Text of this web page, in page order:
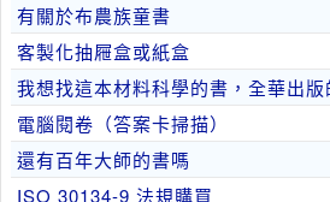
有關於布農族童書
客製化抽屜盒或紙盒
我想找這本材料科學的書，全華出版
電腦閱卷（答案卡掃描）
還有百年大師的書嗎
ISO 30134-9 法規購買